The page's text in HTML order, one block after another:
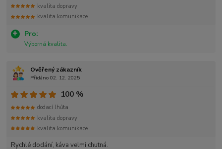
Pro:
Výborná kvalita.
kvalita dopravy
kvalita komunikace
Ověřený zákazník
Přidáno 02. 12. 2025
Rychlé dodání, káva velmi chutná.
100 %
dodací lhůta
kvalita dopravy
kvalita komunikace